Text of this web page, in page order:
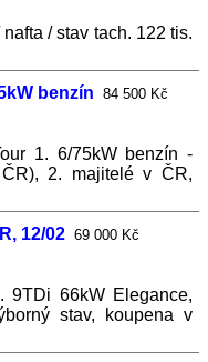
/ stav tach. 122 tis.
benzín 84 500 Kč
1. 6/75kW benzín -
2. majitelé v ČR,
12/02 69 000 Kč
9TDi 66kW Elegance,
stav, koupena v